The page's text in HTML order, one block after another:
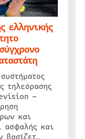
ελληνικής
τηλεόρασης
–
και
ασφαλής και